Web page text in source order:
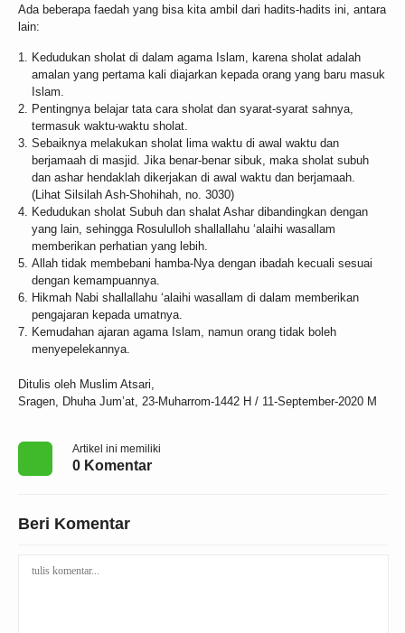
Ada beberapa faedah yang bisa kita ambil dari hadits-hadits ini, antara
lain:
Kedudukan sholat di dalam agama Islam, karena sholat adalah
amalan yang pertama kali diajarkan kepada orang yang baru masuk
Islam.
Pentingnya belajar tata cara sholat dan syarat-syarat sahnya,
termasuk waktu-waktu sholat.
Sebaiknya melakukan sholat lima waktu di awal waktu dan
berjamaah di masjid. Jika benar-benar sibuk, maka sholat subuh
dan ashar hendaklah dikerjakan di awal waktu dan berjamaah.
(Lihat Silsilah Ash-Shohihah, no. 3030)
Kedudukan sholat Subuh dan shalat Ashar dibandingkan dengan
yang lain, sehingga Rosululloh shallallahu ‘alaihi wasallam
memberikan perhatian yang lebih.
Allah tidak membebani hamba-Nya dengan ibadah kecuali sesuai
dengan kemampuannya.
Hikmah Nabi shallallahu ‘alaihi wasallam di dalam memberikan
pengajaran kepada umatnya.
Kemudahan ajaran agama Islam, namun orang tidak boleh
menyepelekannya.
Ditulis oleh Muslim Atsari,
Sragen, Dhuha Jum’at, 23-Muharrom-1442 H / 11-September-2020 M
Artikel ini memiliki
0 Komentar
Beri Komentar